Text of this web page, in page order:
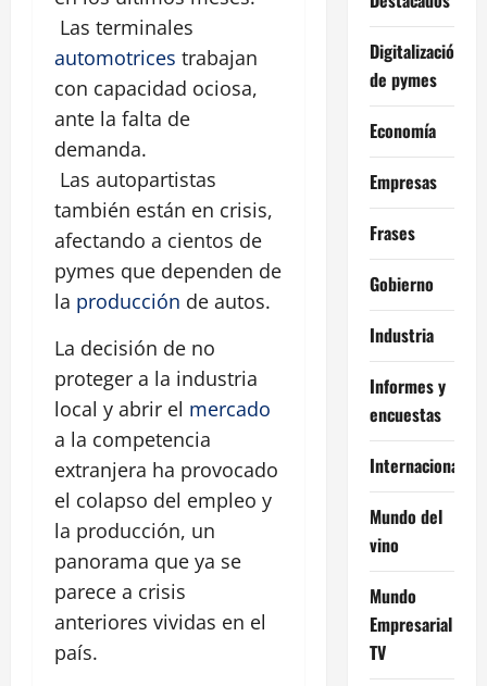
Las terminales
automotrices trabajan
con capacidad ociosa,
ante la falta de
demanda.
Las autopartistas
también están en crisis,
afectando a cientos de
pymes que dependen de
la producción de autos.
La decisión de no
proteger a la industria
local y abrir el mercado
a la competencia
extranjera ha provocado
el colapso del empleo y
la producción, un
panorama que ya se
parece a crisis
anteriores vividas en el
país.
Digitalización
de pymes
Economía
Empresas
Frases
Gobierno
Industria
Informes y
encuestas
Internacional
Mundo del
vino
Mundo
Empresarial
TV